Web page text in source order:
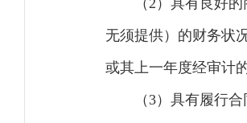
（2）具有良好
无须提供）的财务状
或其上一年度经审计
（3）具有履行